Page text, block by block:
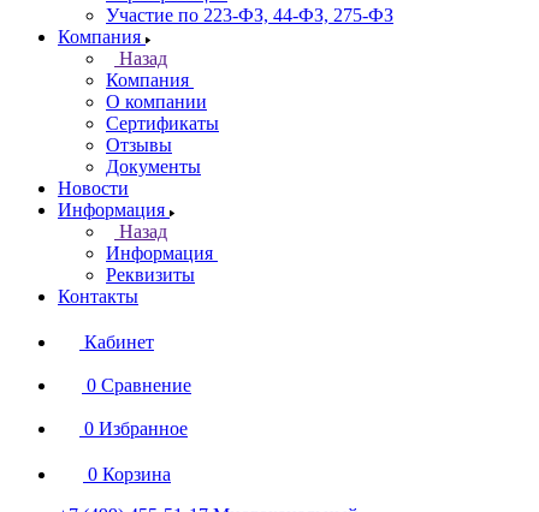
Участие по 223-ФЗ, 44-ФЗ, 275-ФЗ
Компания
Назад
Компания
О компании
Сертификаты
Отзывы
Документы
Новости
Информация
Назад
Информация
Реквизиты
Контакты
Кабинет
0 Сравнение
0 Избранное
0 Корзина